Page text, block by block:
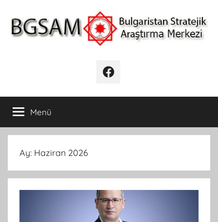
atla
Facebook
Menü
Ay: Haziran 2026